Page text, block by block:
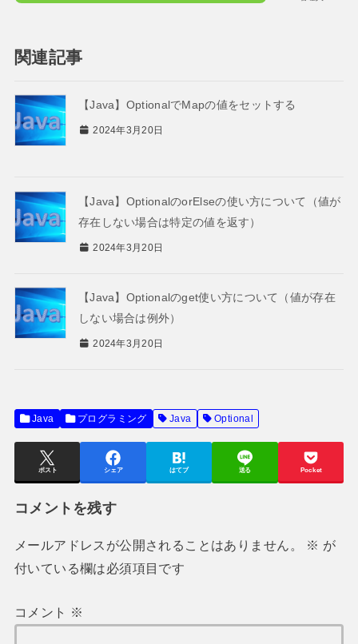
関連記事
【Java】OptionalでMapの値をセットする
2024年3月20日
【Java】OptionalのorElseの使い方について（値が
存在しない場合は特定の値を返す）
2024年3月20日
【Java】Optionalのget使い方について（値が存在
しない場合は例外）
2024年3月20日
Java プログラミング Java Optional
ポスト シェア はてブ 送る Pocket
コメントを残す
メールアドレスが公開されることはありません。 ※ が
付いている欄は必須項目です
コメント ※